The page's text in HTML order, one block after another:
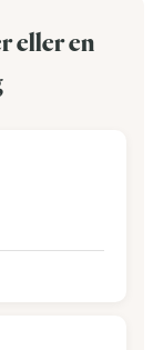
eller en